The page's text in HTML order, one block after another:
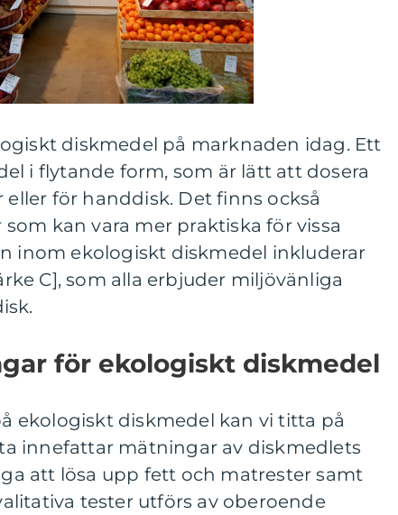
diskmedel på marknaden idag. Ett
i flytande form, som är lätt att dosera
för handdisk. Det finns också
kan vara mer praktiska för vissa
inom ekologiskt diskmedel inkluderar
C], som alla erbjuder miljövänliga
för ekologiskt diskmedel
ekologiskt diskmedel kan vi titta på
innefattar mätningar av diskmedlets
att lösa upp fett och matrester samt
tester utförs av oberoende